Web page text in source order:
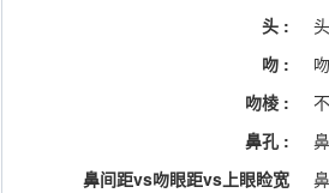
头 :
吻 :
吻棱 :
鼻孔 :
鼻间距vs吻眼距vs上眼睑宽